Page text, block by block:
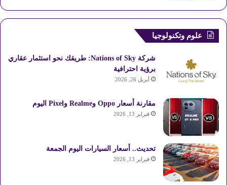
علوم وتكنولوجيا
شركة Nations of Sky: طريقك نحو استثمار عقاري
برؤية احترافية
أبريل 26, 2026
مقارنة أسعار Oppo وRealme وPixel اليوم
فبراير 13, 2026
تحديث.. أسعار السيارات اليوم الجمعة
فبراير 13, 2026